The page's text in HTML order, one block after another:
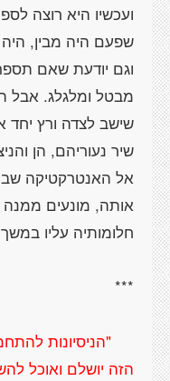
ועכשיו היא רוצה
שפעם היה מבין,
וגם יודעת שאם
מבטל ומלגלג. אבל
שישב לצדה ורץ יחד
שיר נעוריהם, הן
אל האנטרקטיקה
אותה, מונעים
"הניסיונות
הזה יושלם ואוכל